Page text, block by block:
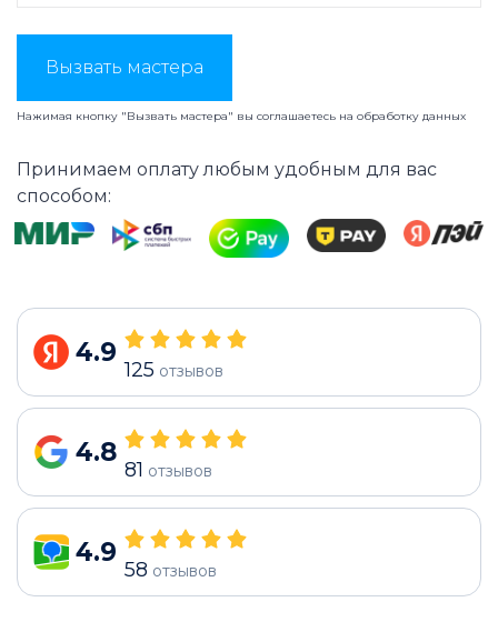
Вызвать мастера
Нажимая кнопку "Вызвать мастера" вы соглашаетесь на обработку данных
Принимаем оплату любым удобным для вас
способом:
4.9
125 отзывов
4.8
81 отзывов
4.9
58 отзывов